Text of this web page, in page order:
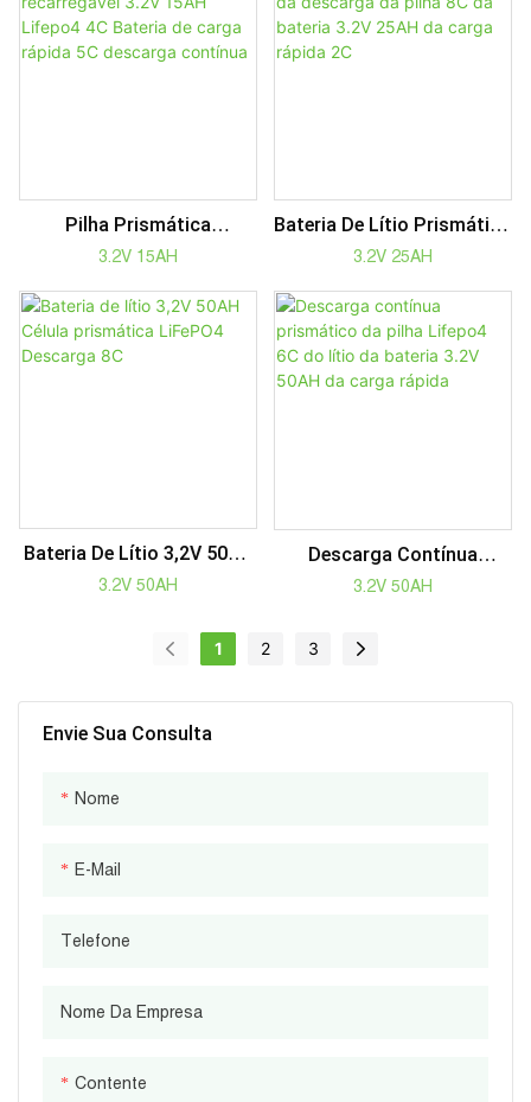
Envie Sua Consulta
Nome
E-Mail
Telefone
Nome Da Empresa
Contente
Elétricos
Rápida
Pilha Prismática
Recarregável 3.2V 15AH
Carga Rápida 5C Descarga
Contínua
3.2V 15AH
Bateria De Lítio Prismático
Da Descarga Da Pilha 8C
Carga Rápida 2C
3.2V 25AH
Bateria De Lítio 3,2V 50AH
Célula Prismática LiFePO4
3.2V 50AH
Descarga Contínua
Prismático Da Pilha
Bateria 3.2V 50AH Da
3.2V 50AH
1 2 3